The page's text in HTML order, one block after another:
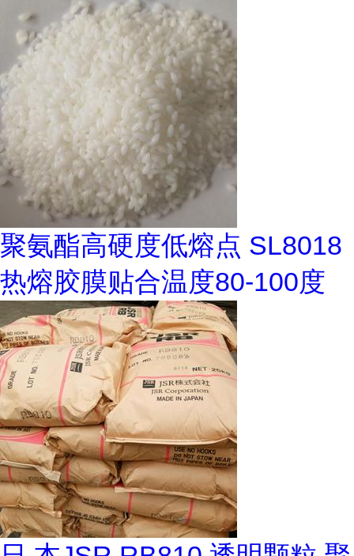
聚氨酯高硬度低熔点 SL8018
热熔胶膜贴合温度80-100度